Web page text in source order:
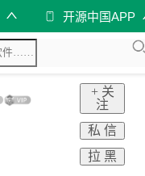
开源中国APP
+ 关
注
私 信
拉 黑